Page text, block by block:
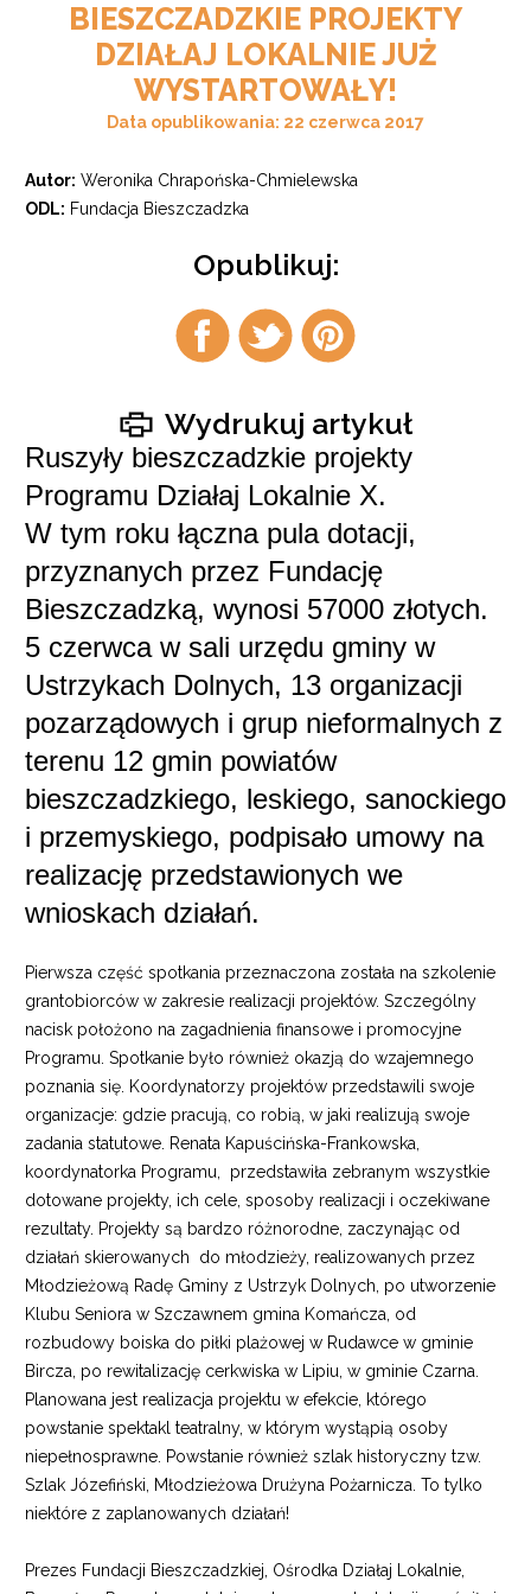
BIESZCZADZKIE PROJEKTY
DZIAŁAJ LOKALNIE JUŻ
WYSTARTOWAŁY!
Data opublikowania: 22 czerwca 2017
Autor: Weronika Chrapońska-Chmielewska
ODL: Fundacja Bieszczadzka
Opublikuj:
Udostępnij
na
facebook
Udostępnij
na
twitter
Udostępnij
na
pintrest
Wydrukuj artykuł
Ruszyły bieszczadzkie projekty
Programu Działaj Lokalnie X.
W tym roku łączna pula dotacji,
przyznanych przez Fundację
Bieszczadzką, wynosi 57000 złotych.
5 czerwca w sali urzędu gminy w
Ustrzykach Dolnych, 13 organizacji
pozarządowych i grup nieformalnych z
terenu 12 gmin powiatów
bieszczadzkiego, leskiego, sanockiego
i przemyskiego, podpisało umowy na
realizację przedstawionych we
wnioskach działań.
Pierwsza część spotkania przeznaczona została na szkolenie
grantobiorców w zakresie realizacji projektów. Szczególny
nacisk położono na zagadnienia finansowe i promocyjne
Programu. Spotkanie było również okazją do wzajemnego
poznania się. Koordynatorzy projektów przedstawili swoje
organizacje: gdzie pracują, co robią, w jaki realizują swoje
zadania statutowe. Renata Kapuścińska-Frankowska,
koordynatorka Programu, przedstawiła zebranym wszystkie
dotowane projekty, ich cele, sposoby realizacji i oczekiwane
rezultaty. Projekty są bardzo różnorodne, zaczynając od
działań skierowanych do młodzieży, realizowanych przez
Młodzieżową Radę Gminy z Ustrzyk Dolnych, po utworzenie
Klubu Seniora w Szczawnem gmina Komańcza, od
rozbudowy boiska do piłki plażowej w Rudawce w gminie
Bircza, po rewitalizację cerkwiska w Lipiu, w gminie Czarna.
Planowana jest realizacja projektu w efekcie, którego
powstanie spektakl teatralny, w którym wystąpią osoby
niepełnosprawne. Powstanie również szlak historyczny tzw.
Szlak Józefiński, Młodzieżowa Drużyna Pożarnicza. To tylko
niektóre z zaplanowanych działań!
Prezes Fundacji Bieszczadzkiej, Ośrodka Działaj Lokalnie,